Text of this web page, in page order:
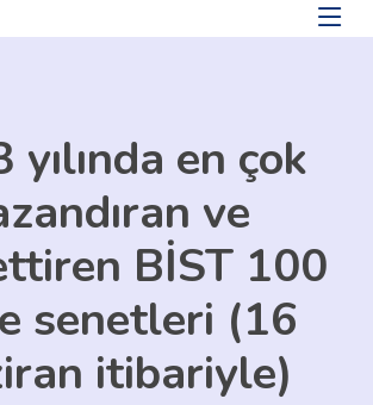
yılında en çok
ve
BİST 100
senetleri (16
itibariyle)